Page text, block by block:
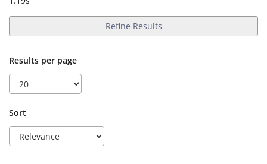
Refine Results
Results per page
Sort